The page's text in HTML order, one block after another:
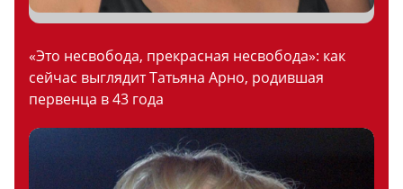
«Это несвобода, прекрасная несвобода»: как
сейчас выглядит Татьяна Арно, родившая
первенца в 43 года